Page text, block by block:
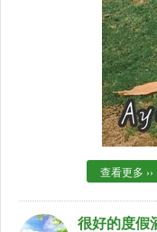
查看更多 ››
很好的度假